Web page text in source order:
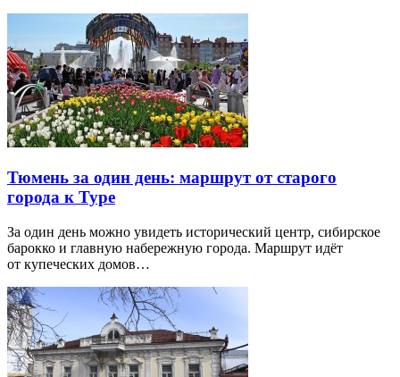
Тюмень за один день: маршрут от старого
города к Туре
За один день можно увидеть исторический центр, сибирское
барокко и главную набережную города. Маршрут идёт
от купеческих домов…